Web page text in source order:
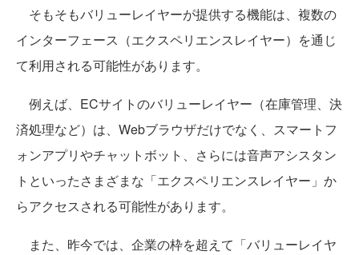
そもそもバリューレイヤーが提供する機能は、複数の
インターフェース（エクスペリエンスレイヤー）を通じ
て利用される可能性があります。
例えば、ECサイトのバリューレイヤー（在庫管理、決
済処理など）は、Webブラウザだけでなく、スマートフ
ォンアプリやチャットボット、さらには音声アシスタン
トといったさまざまな「エクスペリエンスレイヤー」か
らアクセスされる可能性があります。
また、昨今では、企業の枠を超えて「バリューレイヤ